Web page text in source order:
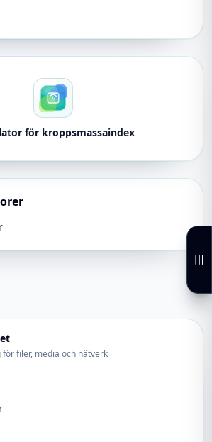
för kroppsmassaindex
filer, media och nätverk